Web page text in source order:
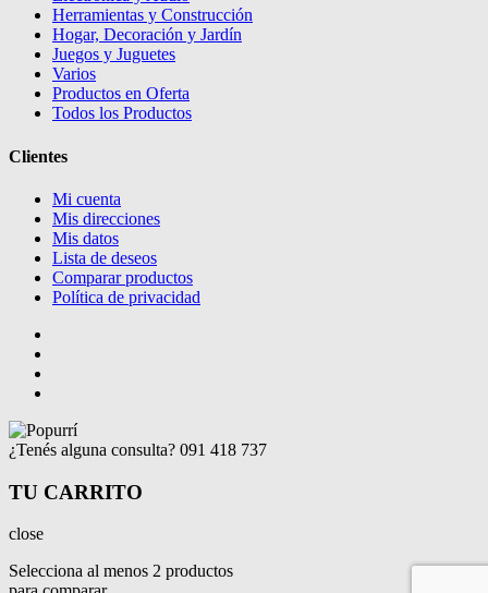
Herramientas y Construcción
Hogar, Decoración y Jardín
Juegos y Juguetes
Varios
Productos en Oferta
Todos los Productos
Clientes
Mi cuenta
Mis direcciones
Mis datos
Lista de deseos
Comparar productos
Política de privacidad
¿Tenés alguna consulta? 091 418 737
TU CARRITO
close
Selecciona al menos 2 productos